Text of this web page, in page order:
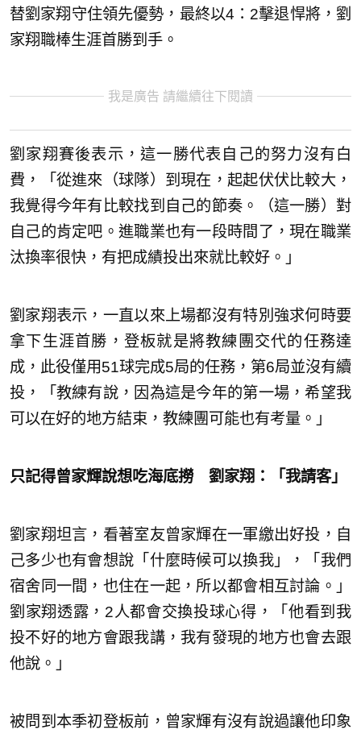
替劉家翔守住領先優勢，最終以4：2擊退悍將，劉
家翔職棒生涯首勝到手。
我是廣告 請繼續往下閱讀
劉家翔賽後表示，這一勝代表自己的努力沒有白
費，「從進來（球隊）到現在，起起伏伏比較大，
我覺得今年有比較找到自己的節奏。（這一勝）對
自己的肯定吧。進職業也有一段時間了，現在職業
汰換率很快，有把成績投出來就比較好。」
劉家翔表示，一直以來上場都沒有特別強求何時要
拿下生涯首勝，登板就是將教練團交代的任務達
成，此役僅用51球完成5局的任務，第6局並沒有續
投，「教練有說，因為這是今年的第一場，希望我
可以在好的地方結束，教練團可能也有考量。」
只記得曾家輝說想吃海底撈 劉家翔：「我請客」
劉家翔坦言，看著室友曾家輝在一軍繳出好投，自
己多少也有會想說「什麼時候可以換我」，「我們
宿舍同一間，也住在一起，所以都會相互討論。」
劉家翔透露，2人都會交換投球心得，「他看到我
投不好的地方會跟我講，我有發現的地方也會去跟
他說。」
被問到本季初登板前，曾家輝有沒有說過讓他印象